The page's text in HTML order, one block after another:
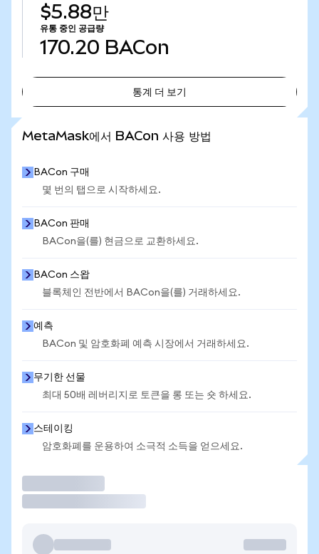
$5.88만
유통 중인 공급량
170.20 BACon
통계 더 보기
MetaMask에서 BACon 사용 방법
BACon 구매
몇 번의 탭으로 시작하세요.
BACon 판매
BACon을(를) 현금으로 교환하세요.
BACon 스왑
블록체인 전반에서 BACon을(를) 거래하세요.
예측
BACon 및 암호화폐 예측 시장에서 거래하세요.
무기한 선물
최대 50배 레버리지로 토큰을 롱 또는 숏 하세요.
스테이킹
암호화폐를 운용하여 소극적 소득을 얻으세요.